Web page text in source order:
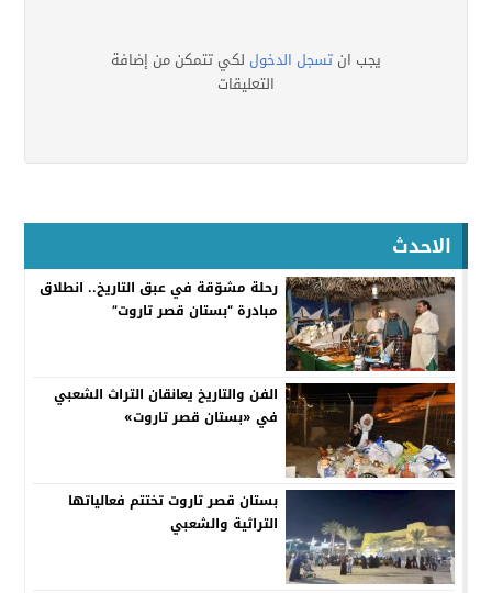
يجب ان تسجل الدخول لكي تتمكن من إضافة
التعليقات
الاحدث
رحلة مشوّقة في عبق التاريخ.. انطلاق
مبادرة “بستان قصر تاروت”
الفن والتاريخ يعانقان التراث الشعبي
في «بستان قصر تاروت»
بستان قصر تاروت تختتم فعالياتها
التراثية والشعبي